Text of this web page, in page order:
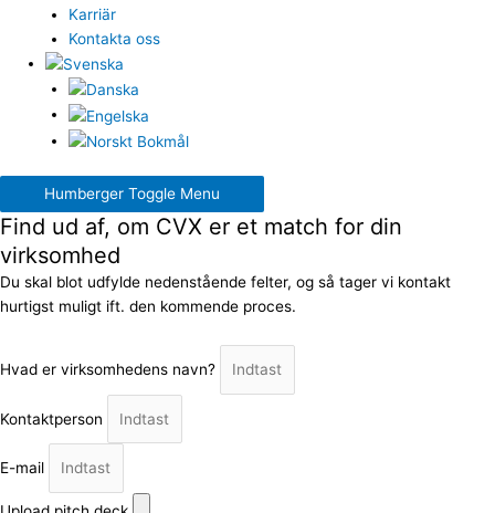
Karriär
Kontakta oss
Humberger Toggle Menu
Find ud af, om CVX er et match for din
virksomhed
Du skal blot udfylde nedenstående felter, og så tager vi kontakt
hurtigst muligt ift. den kommende proces.
Hvad er virksomhedens navn?
Kontaktperson
E-mail